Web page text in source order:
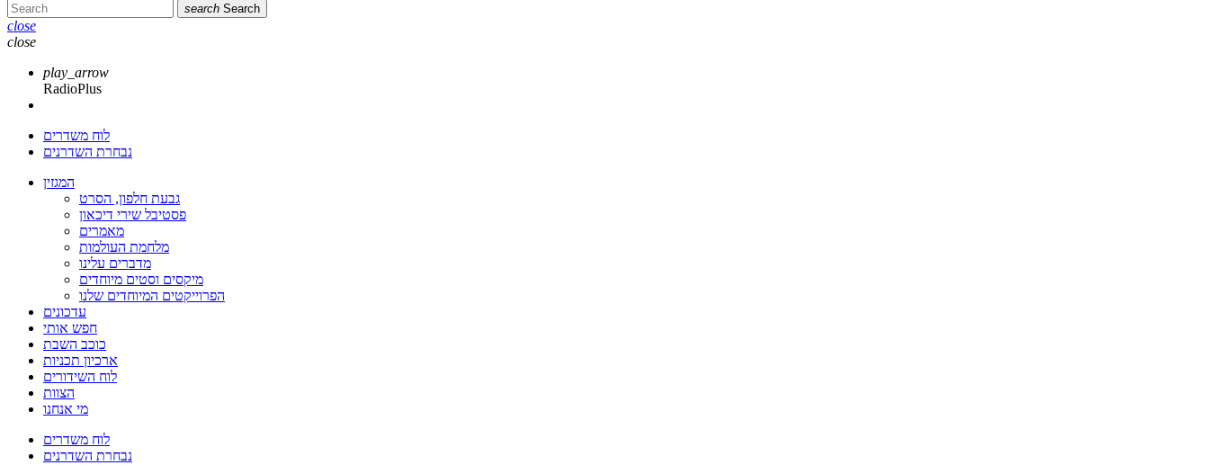
search Search
close
close
play_arrow
RadioPlus
לוח משדרים
נבחרת השדרנים
המגזין
גבעת חלפון, הסרט
פסטיבל שירי דיכאון
מאמרים
מלחמת העולמות
מדברים עלינו
מיקסים וסטים מיוחדים
הפרוייקטים המיוחדים שלנו
עדכונים
חפש אותי
כוכב השבת
ארכיון תכניות
לוח השידורים
הצוות
מי אנחנו
לוח משדרים
נבחרת השדרנים